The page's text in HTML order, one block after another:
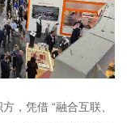
，凭借 “融合互联、